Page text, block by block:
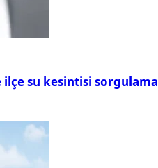
ilçe su kesintisi sorgulama